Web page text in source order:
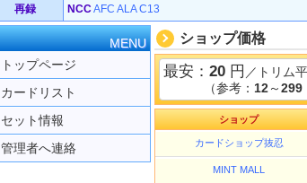
再録
NCCAFC ALA C13
MENU
トップページ
カードリスト
セット情報
管理者へ連絡
ショップ価格
最安： 20 円 ／トリム
（参考： 12～299
ショップ
カードショップ抜忍
MINT MALL